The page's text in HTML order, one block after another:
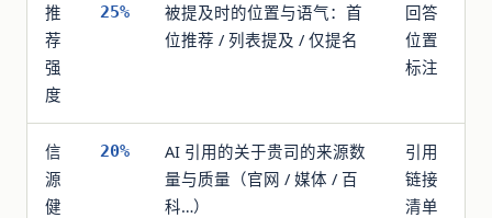
推
荐
强
度
25%
被提及时的位置与语气：首
位推荐 / 列表提及 / 仅提名
回答
位置
标注
信
源
健
20%
AI 引用的关于贵司的来源数
量与质量（官网 / 媒体 / 百
科…）
引用
链接
清单